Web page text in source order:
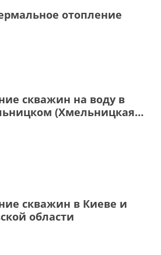
отопление
скважин на воду в
(Хмельницкая
скважин в Киеве и
области